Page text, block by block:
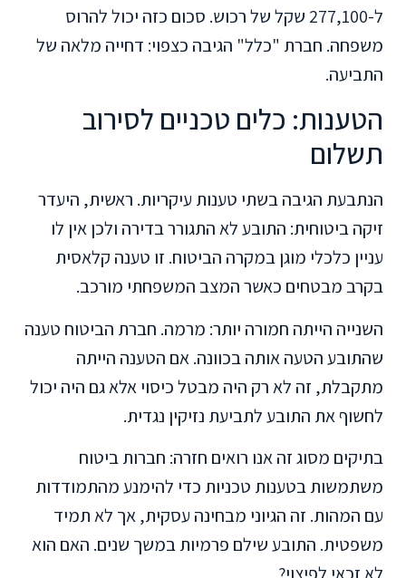
ל-277,100 שקל של רכוש. סכום כזה יכול להרוס
משפחה. חברת "כלל" הגיבה כצפוי: דחייה מלאה של
התביעה.
הטענות: כלים טכניים לסירוב
תשלום
הנתבעת הגיבה בשתי טענות עיקריות. ראשית, היעדר
זיקה ביטוחית: התובע לא התגורר בדירה ולכן אין לו
עניין כלכלי מוגן במקרה הביטוח. זו טענה קלאסית
בקרב מבטחים כאשר המצב המשפחתי מורכב.
השנייה הייתה חמורה יותר: מרמה. חברת הביטוח טענה
שהתובע הטעה אותה בכוונה. אם הטענה הייתה
מתקבלת, זה לא רק היה מבטל כיסוי אלא גם היה יכול
לחשוף את התובע לתביעת נזיקין נגדית.
בתיקים מסוג זה אנו רואים חזרה: חברות ביטוח
משתמשות בטענות טכניות כדי להימנע מהתמודדות
עם המהות. זה הגיוני מבחינה עסקית, אך לא תמיד
משפטית. התובע שילם פרמיות במשך שנים. האם הוא